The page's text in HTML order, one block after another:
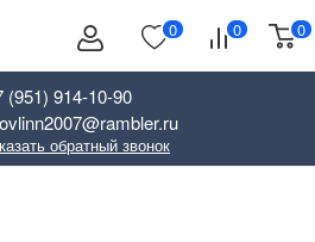
0 0 0
(951) 914-10-90
обратный звонок